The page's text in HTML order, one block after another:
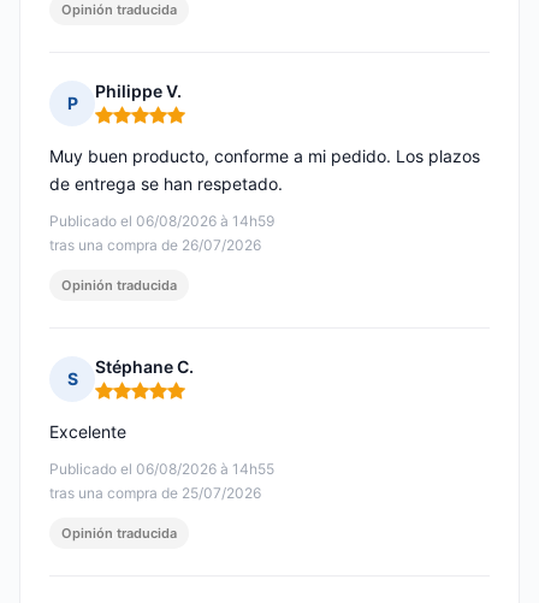
Opinión traducida
P
Philippe V.
Nota: 5 de 5
Publicado el 06/08/2026 à 14h59
tras una compra de 26/07/2026
Muy buen producto, conforme a mi pedido. Los plazos
de entrega se han respetado.
Opinión traducida
S
Stéphane C.
Nota: 5 de 5
Publicado el 06/08/2026 à 14h55
tras una compra de 25/07/2026
Excelente
Opinión traducida